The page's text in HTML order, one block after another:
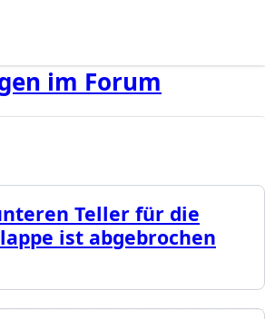
im Forum
Teller für die
ist abgebrochen